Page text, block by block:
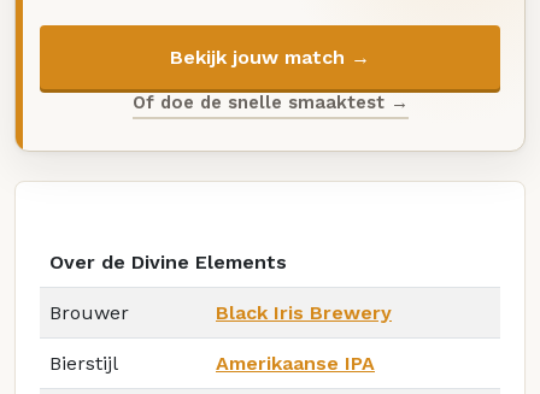
Bekijk jouw match →
Of doe de snelle smaaktest →
Over de Divine Elements
Brouwer Black Iris Brewery
Bierstijl Amerikaanse IPA